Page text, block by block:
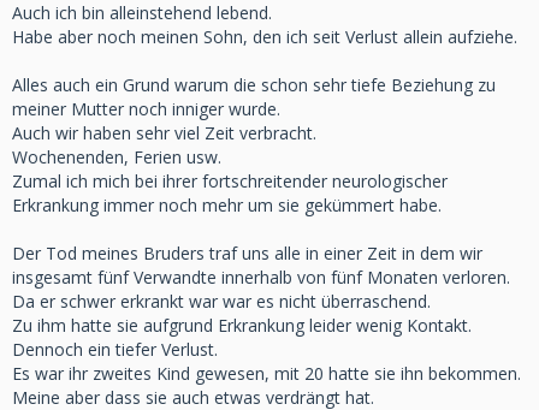
Auch ich bin alleinstehend lebend.
Habe aber noch meinen Sohn, den ich seit Verlust allein aufziehe.
Alles auch ein Grund warum die schon sehr tiefe Beziehung zu
meiner Mutter noch inniger wurde.
Auch wir haben sehr viel Zeit verbracht.
Wochenenden, Ferien usw.
Zumal ich mich bei ihrer fortschreitender neurologischer
Erkrankung immer noch mehr um sie gekümmert habe.
Der Tod meines Bruders traf uns alle in einer Zeit in dem wir
insgesamt fünf Verwandte innerhalb von fünf Monaten verloren.
Da er schwer erkrankt war war es nicht überraschend.
Zu ihm hatte sie aufgrund Erkrankung leider wenig Kontakt.
Dennoch ein tiefer Verlust.
Es war ihr zweites Kind gewesen, mit 20 hatte sie ihn bekommen.
Meine aber dass sie auch etwas verdrängt hat.